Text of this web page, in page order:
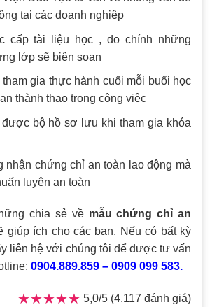
tại các doanh nghiệp
cấp tài liệu học , do chính những
lớp sẽ biên soạn
gia thực hành cuối mỗi buổi học
thành thạo trong công việc
được bộ hồ sơ lưu khi tham gia khóa
nhận chứng chỉ an toàn lao động mà
luyện an toàn
chia sẻ về mẫu chứng chỉ an
giúp ích cho các bạn. Nếu có bất kỳ
liên hệ với chúng tôi để được tư vấn
0904.889.859 – 0909 099 583.
★★★★★
★★★★★ 5,0/5 (4.117 đánh giá)